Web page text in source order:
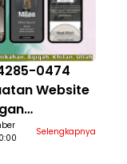
0474
Website
Aqiqah
Jasa
Selengkapnya